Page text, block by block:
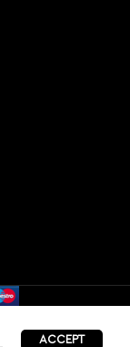
ACCEPT